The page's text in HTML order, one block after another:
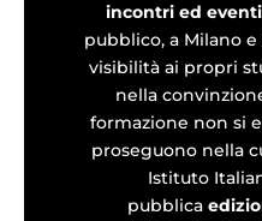
incontri ed
pubblico, a Milano
visibilità ai propri
nella
formazione non si
proseguono nella
Istituto
pubblica